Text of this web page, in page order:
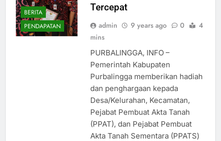
BERITA
PENDAPATAN
Tercepat
admin 9 years ago 0
4
mins
PURBALINGGA, INFO –
Pemerintah Kabupaten
Purbalingga memberikan hadiah
dan penghargaan kepada
Desa/Kelurahan, Kecamatan,
Pejabat Pembuat Akta Tanah
(PPAT), dan Pejabat Pembuat
Akta Tanah Sementara (PPATS)